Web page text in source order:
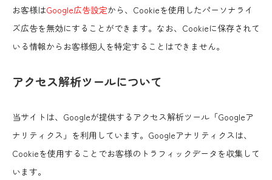
お客様はGoogle広告設定から、Cookieを使用したパーソナライ
ズ広告を無効にすることができます。なお、Cookieに保存されて
いる情報からお客様個人を特定することはできません。
アクセス解析ツールについて
当サイトは、Googleが提供するアクセス解析ツール「Googleア
ナリティクス」を利用しています。Googleアナリティクスは、
Cookieを使用することでお客様のトラフィックデータを収集して
います。